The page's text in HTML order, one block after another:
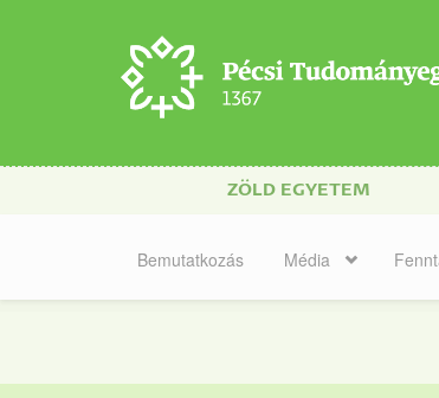
ZÖLD EGYETEM
Bemutatkozás Média